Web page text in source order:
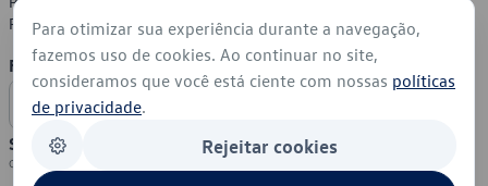
Política de Cookies
Formas de Pagamento
Segurança
Para otimizar sua experiência durante a navegação,
fazemos uso de cookies. Ao continuar no site,
consideramos que você está ciente com nossas políticas
de privacidade.
Rejeitar cookies